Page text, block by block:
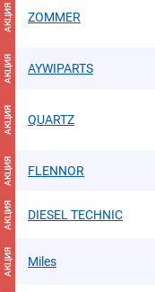
АКЦИЯ ZOMMER
АКЦИЯ AYWIPARTS
АКЦИЯ QUARTZ
АКЦИЯ FLENNOR
АКЦИЯ DIESEL TECHNIC
АКЦИЯ Miles